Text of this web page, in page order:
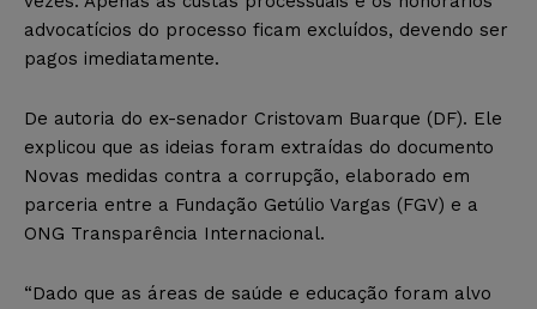
advocatícios do processo ficam excluídos, devendo ser
pagos imediatamente.
De autoria do ex-senador Cristovam Buarque (DF). Ele
explicou que as ideias foram extraídas do documento
Novas medidas contra a corrupção, elaborado em
parceria entre a Fundação Getúlio Vargas (FGV) e a
ONG Transparência Internacional.
“Dado que as áreas de saúde e educação foram alvo